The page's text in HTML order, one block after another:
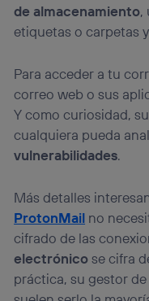
de almacenamiento,
etiquetas o carpetas
Para acceder a tu
correo web o sus
Y como curiosidad,
cualquiera pueda
vulnerabilidades.
Más detalles
ProtonMail no
cifrado de las
electrónicose cifra
práctica, su gestor